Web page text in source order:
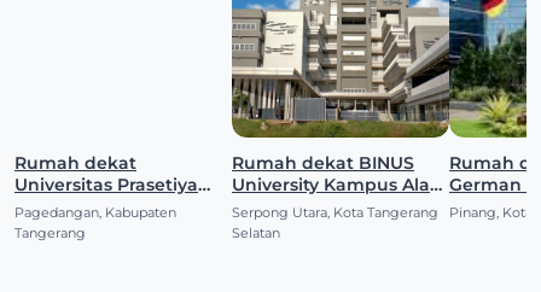
Rumah dekat
Universitas Prasetiya
Mulya (BSD)
Pagedangan, Kabupaten
Tangerang
Rumah dekat BINUS
University Kampus Alam
Sutera
Serpong Utara, Kota Tangerang
Selatan
Rumah
German
(Alam
Pinang, Kota